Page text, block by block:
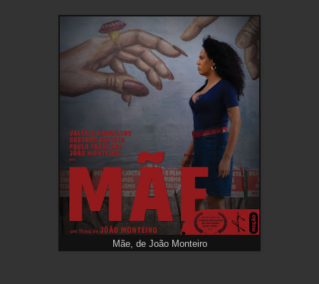
Mãe, de João Monteiro